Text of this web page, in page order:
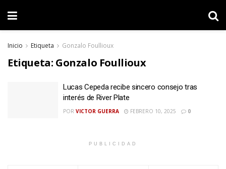
Inicio Etiqueta Gonzalo Foullioux
Etiqueta: Gonzalo Foullioux
Lucas Cepeda recibe sincero consejo tras
interés de River Plate
POR VICTOR GUERRA FEBRERO 10, 2025 0
PUBLICIDAD